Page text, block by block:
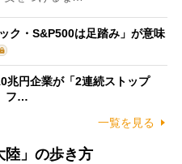
ク・S&P500は足踏み」が意味
兆円企業が「2連続ストップ
フ…
一覧を見る
陸」の歩き方